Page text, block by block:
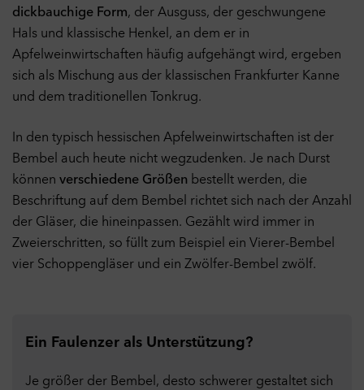
dickbauchige Form, der Ausguss, der geschwungene
Hals und klassische Henkel, an dem er in
Apfelweinwirtschaften häufig aufgehängt wird, ergeben
sich als Mischung aus der klassischen Frankfurter Kanne
und dem traditionellen Tonkrug.
In den typisch hessischen Apfelweinwirtschaften ist der
Bembel auch heute nicht wegzudenken. Je nach Durst
können verschiedene Größen bestellt werden, die
Beschriftung auf dem Bembel richtet sich nach der Anzahl
der Gläser, die hineinpassen. Gezählt wird immer in
Zweierschritten, so füllt zum Beispiel ein Vierer-Bembel
vier Schoppengläser und ein Zwölfer-Bembel zwölf.
Ein Faulenzer als Unterstützung?
Je größer der Bembel, desto schwerer gestaltet sich